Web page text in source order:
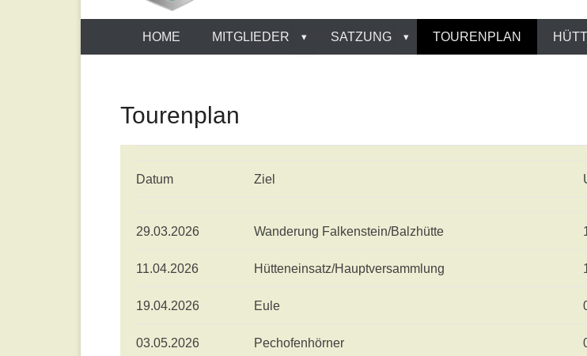
KC-Bergfreunde Sebnitz
Homepage der Sebnitzer Bergfreunde
HOME MITGLIEDER SATZUNG TOURENPLAN
Tourenplan
Datum Ziel
29.03.2026 Wanderung Falkenstein/Balzhütte
11.04.2026 Hütteneinsatz/Hauptversammlung
19.04.2026 Eule
03.05.2026 Pechofenhörner